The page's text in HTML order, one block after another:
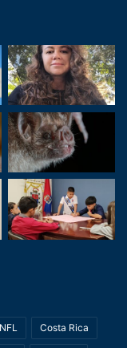
Costa Rica